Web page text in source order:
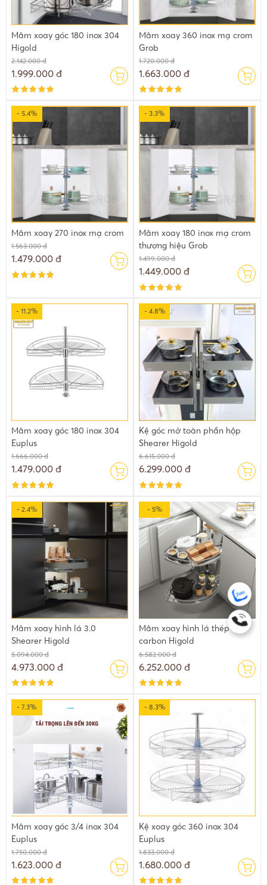
Mâm xoay góc 180 inox 304
Higold
2.142.000 đ
1.999.000 đ
Mâm xoay 360 inox mạ crom
Grob
1.720.000 đ
1.663.000 đ
- 5.4%
Mâm xoay 270 inox mạ crom
1.563.000 đ
1.479.000 đ
- 3.3%
Mâm xoay 180 inox mạ crom
thương hiệu Grob
1.499.000 đ
1.449.000 đ
- 11.2%
Mâm xoay góc 180 inox 304
Euplus
1.666.000 đ
1.479.000 đ
- 4.8%
Kệ góc mở toàn phần hộp
Shearer Higold
6.615.000 đ
6.299.000 đ
- 2.4%
Mâm xoay hình lá 3.0
Shearer Higold
5.094.000 đ
4.973.000 đ
- 5%
Mâm xoay hình lá thép
carbon Higold
6.582.000 đ
6.252.000 đ
- 7.3%
Mâm xoay góc 3/4 inox 304
Euplus
1.750.000 đ
1.623.000 đ
- 8.3%
Kệ xoay góc 360 inox 304
Euplus
1.833.000 đ
1.680.000 đ